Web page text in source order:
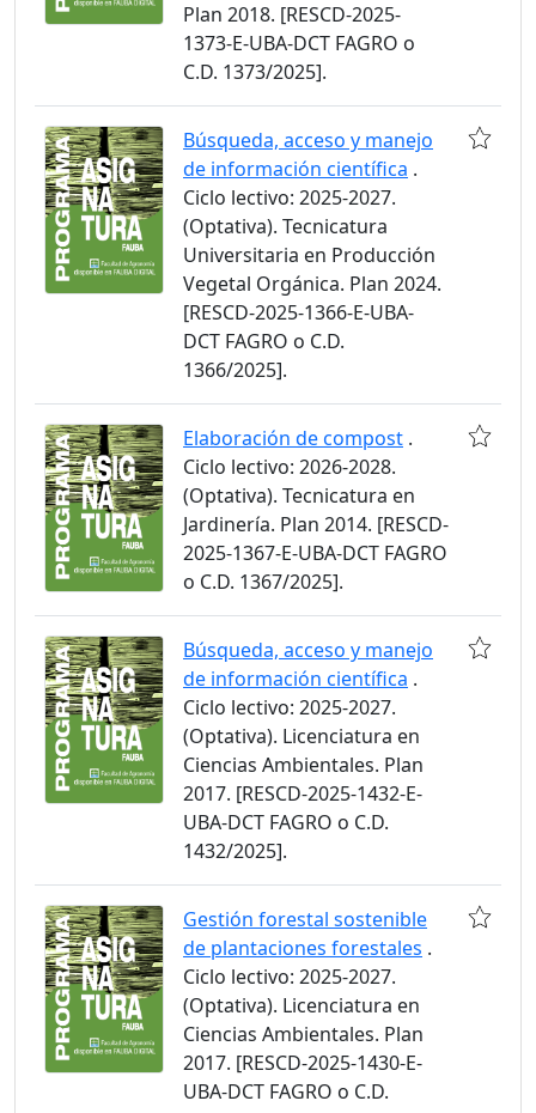
Plan 2018. [RESCD-2025-
1373-E-UBA-DCT FAGRO o
C.D. 1373/2025].
Búsqueda, acceso y manejo
de información científica .
Ciclo lectivo: 2025-2027.
(Optativa). Tecnicatura
Universitaria en Producción
Vegetal Orgánica. Plan 2024.
[RESCD-2025-1366-E-UBA-
DCT FAGRO o C.D.
1366/2025].
Elaboración de compost .
Ciclo lectivo: 2026-2028.
(Optativa). Tecnicatura en
Jardinería. Plan 2014. [RESCD-
2025-1367-E-UBA-DCT FAGRO
o C.D. 1367/2025].
Búsqueda, acceso y manejo
de información científica .
Ciclo lectivo: 2025-2027.
(Optativa). Licenciatura en
Ciencias Ambientales. Plan
2017. [RESCD-2025-1432-E-
UBA-DCT FAGRO o C.D.
1432/2025].
Gestión forestal sostenible
de plantaciones forestales .
Ciclo lectivo: 2025-2027.
(Optativa). Licenciatura en
Ciencias Ambientales. Plan
2017. [RESCD-2025-1430-E-
UBA-DCT FAGRO o C.D.